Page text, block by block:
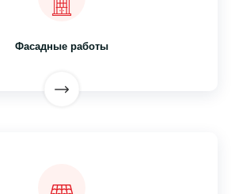
Фасадные работы